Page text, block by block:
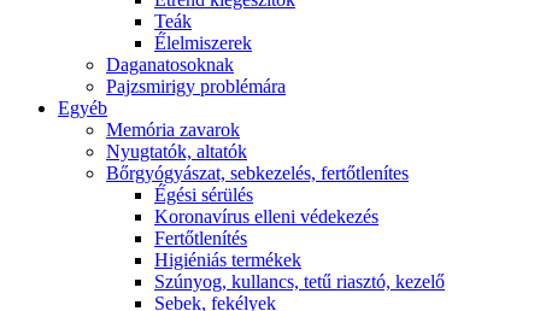
Teák
É́lelmiszerek
Daganatosoknak
Pajzsmirigy problémára
Egyéb
Memória zavarok
Nyugtatók, altatók
Bőrgyógyászat, sebkezelés, fertőtlenítes
É́gési sérülés
Koronavírus elleni védekezés
Fertőtlenítés
Higiéniás termékek
Szúnyog, kullancs, tetű riasztó, kezelő
Sebek, fekélyek